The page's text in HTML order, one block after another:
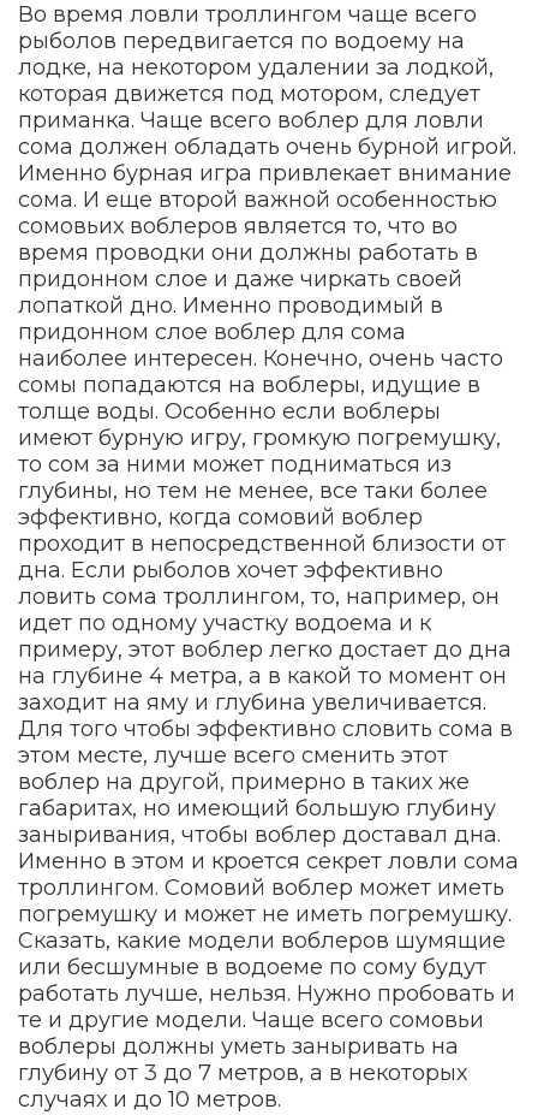
Во время ловли троллингом чаще всего
рыболов передвигается по водоему на
лодке, на некотором удалении за лодкой,
которая движется под мотором, следует
приманка. Чаще всего воблер для ловли
сома должен обладать очень бурной игрой.
Именно бурная игра привлекает внимание
сома. И еще второй важной особенностью
сомовьих воблеров является то, что во
время проводки они должны работать в
придонном слое и даже чиркать своей
лопаткой дно. Именно проводимый в
придонном слое воблер для сома
наиболее интересен. Конечно, очень часто
сомы попадаются на воблеры, идущие в
толще воды. Особенно если воблеры
имеют бурную игру, громкую погремушку,
то сом за ними может подниматься из
глубины, но тем не менее, все таки более
эффективно, когда сомовий воблер
проходит в непосредственной близости от
дна. Если рыболов хочет эффективно
ловить сома троллингом, то, например, он
идет по одному участку водоема и к
примеру, этот воблер легко достает до дна
на глубине 4 метра, а в какой то момент он
заходит на яму и глубина увеличивается.
Для того чтобы эффективно словить сома в
этом месте, лучше всего сменить этот
воблер на другой, примерно в таких же
габаритах, но имеющий большую глубину
заныривания, чтобы воблер доставал дна.
Именно в этом и кроется секрет ловли сома
троллингом. Сомовий воблер может иметь
погремушку и может не иметь погремушку.
Сказать, какие модели воблеров шумящие
или бесшумные в водоеме по сому будут
работать лучше, нельзя. Нужно пробовать и
те и другие модели. Чаще всего сомовьи
воблеры должны уметь заныривать на
глубину от 3 до 7 метров, а в некоторых
случаях и до 10 метров.